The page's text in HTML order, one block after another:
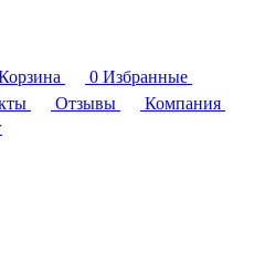
0 Избранные
Отзывы
Компания